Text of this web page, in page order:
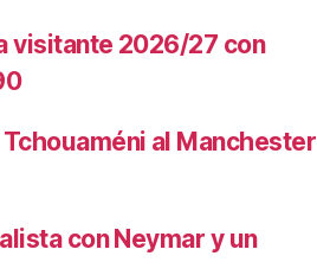
visitante 2026/27 con
al Manchester
con Neymar y un